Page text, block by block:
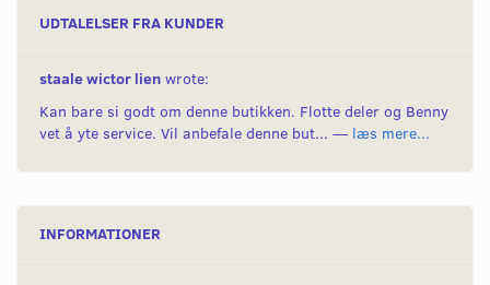
UDTALELSER FRA KUNDER
staale wictor lien wrote:
Kan bare si godt om denne butikken. Flotte deler og Benny
vet å yte service. Vil anbefale denne but... — læs mere...
INFORMATIONER